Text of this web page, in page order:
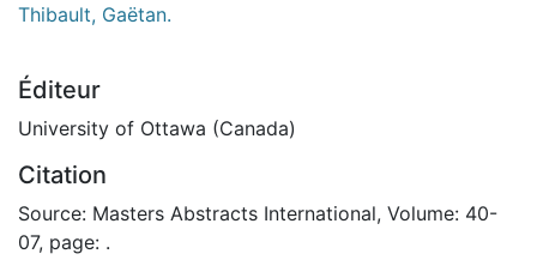
Thibault, Gaëtan.
Éditeur
University of Ottawa (Canada)
Citation
Source: Masters Abstracts International, Volume: 40-
07, page: .